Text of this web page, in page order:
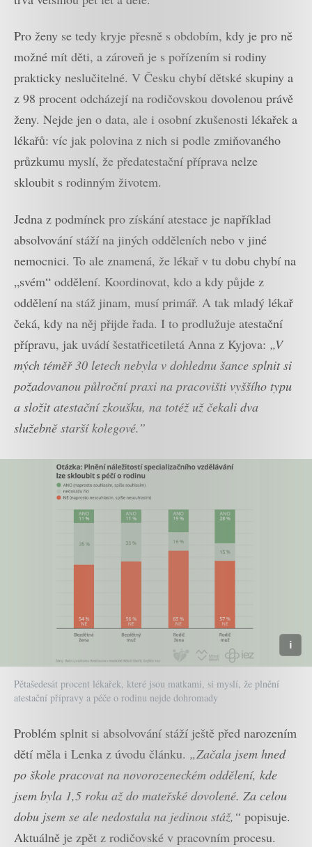
Pro ženy se tedy kryje přesně s obdobím, kdy je pro ně
možné mít děti, a zároveň je s pořízením si rodiny
prakticky neslučitelné. V Česku chybí dětské skupiny a
z 98 procent odcházejí na rodičovskou dovolenou právě
ženy. Nejde jen o data, ale i osobní zkušenosti lékařek a
lékařů: víc jak polovina z nich si podle zmiňovaného
průzkumu myslí, že předatestační příprava nelze
skloubit s rodinným životem.
Jedna z podmínek pro získání atestace je například
absolvování stáží na jiných odděleních nebo v jiné
nemocnici. To ale znamená, že lékař v tu dobu chybí na
„svém“ oddělení. Koordinovat, kdo a kdy půjde z
oddělení na stáž jinam, musí primář. A tak mladý lékař
čeká, kdy na něj přijde řada. I to prodlužuje atestační
přípravu, jak uvádí šestatřicetiletá Anna z Kyjova: „V
mých téměř 30 letech nebyla v dohlednu šance splnit si
požadovanou půlroční praxi na pracovišti vyššího typu
a složit atestační zkoušku, na totéž už čekali dva
služebně starší kolegové.”
Pětašedesát procent lékařek, které jsou matkami, si myslí, že plnění
atestační přípravy a péče o rodinu nejde dohromady
Problém splnit si absolvování stáží ještě před narozením
dětí měla i Lenka z úvodu článku. „Začala jsem hned
po škole pracovat na novorozeneckém oddělení, kde
jsem byla 1,5 roku až do mateřské dovolené. Za celou
dobu jsem se ale nedostala na jedinou stáž,“ popisuje.
Aktuálně je zpět z rodičovské v pracovním procesu.